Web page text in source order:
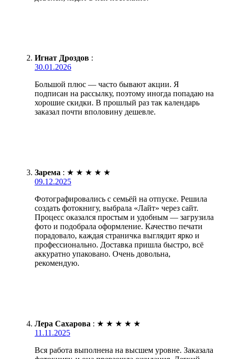
Игнат Дроздов :
30.01.2026
Большой плюс — часто бывают акции. Я
подписан на рассылку, поэтому иногда попадаю на
хорошие скидки. В прошлый раз так календарь
заказал почти вполовину дешевле.
Зарема : ★ ★ ★ ★ ★
09.12.2025
Фотографировались с семьёй на отпуске. Решила
создать фотокнигу, выбрала «Лайт» через сайт.
Процесс оказался простым и удобным — загрузила
фото и подобрала оформление. Качество печати
порадовало, каждая страничка выглядит ярко и
профессионально. Доставка пришла быстро, всё
аккуратно упаковано. Очень довольна,
рекомендую.
Лера Сахарова : ★ ★ ★ ★ ★
11.11.2025
Вся работа выполнена на высшем уровне. Заказала